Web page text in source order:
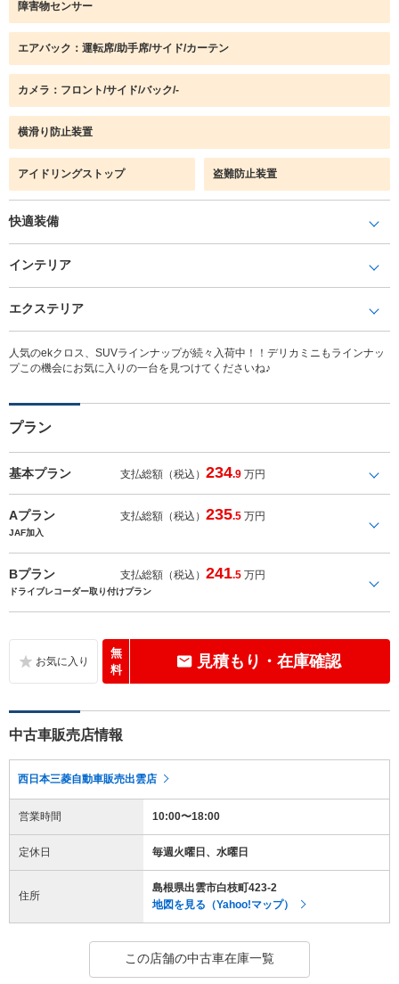
障害物センサー
エアバック：運転席/助手席/サイド/カーテン
カメラ：フロント/サイド/バック/-
横滑り防止装置
アイドリングストップ 盗難防止装置
快適装備
インテリア
エクステリア
人気のekクロス、SUVラインナップが続々入荷中！！デリカミニもラインナッ
プこの機会にお気に入りの一台を見つけてくださいね♪
プラン
基本プラン 支払総額（税込）234.9 万円
Aプラン 支払総額（税込）235.5 万円
JAF加入
Bプラン 支払総額（税込）241.5 万円
ドライブレコーダー取り付けプラン
無
料
見積もり・在庫確認
中古車販売店情報
西日本三菱自動車販売出雲店
営業時間 10:00〜18:00
定休日 毎週火曜日、水曜日
住所
島根県出雲市白枝町423-2
地図を見る（Yahoo!マップ）
この店舗の中古車在庫一覧